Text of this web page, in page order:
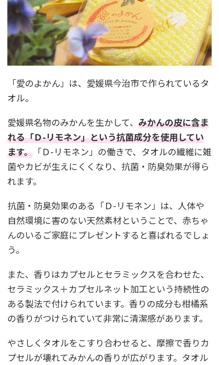
「愛のよかん」は、愛媛県今治市で作られているタ
オル。
愛媛県名物のみかんを生かして、 みかんの皮に含ま
れる「Ｄ-リモネン」という抗菌成分を使用してい
ます。 「Ｄ-リモネン」の働きで、タオルの繊維に雑
菌やカビが生えにくくなり、抗菌・防臭効果が得ら
れます。
抗菌・防臭効果のある「Ｄ-リモネン」は、人体や
自然環境に害のない天然素材ということで、赤ちゃ
んのいるご家庭にプレゼントすると喜ばれるでしょ
う。
また、香りはカプセルとセラミックスを合わせた、
セラミックス＋カプセルネット加工という持続性の
ある製法で付けられています。香りの成分も柑橘系
の香りがつけられていて非常に清潔感があります。
やさしくタオルをこすり合わせると、摩擦で香りカ
プセルが壊れてみかんの香りが広がります。タオル